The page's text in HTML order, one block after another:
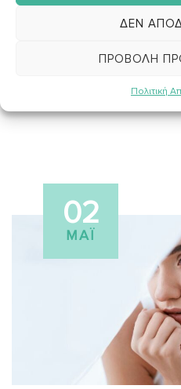
ΔΕΝ
ΠΡΟΒΟΛΉ
Πολιτική
Άνηθος ο ιδιαίτερος
02
ΜΆΙ